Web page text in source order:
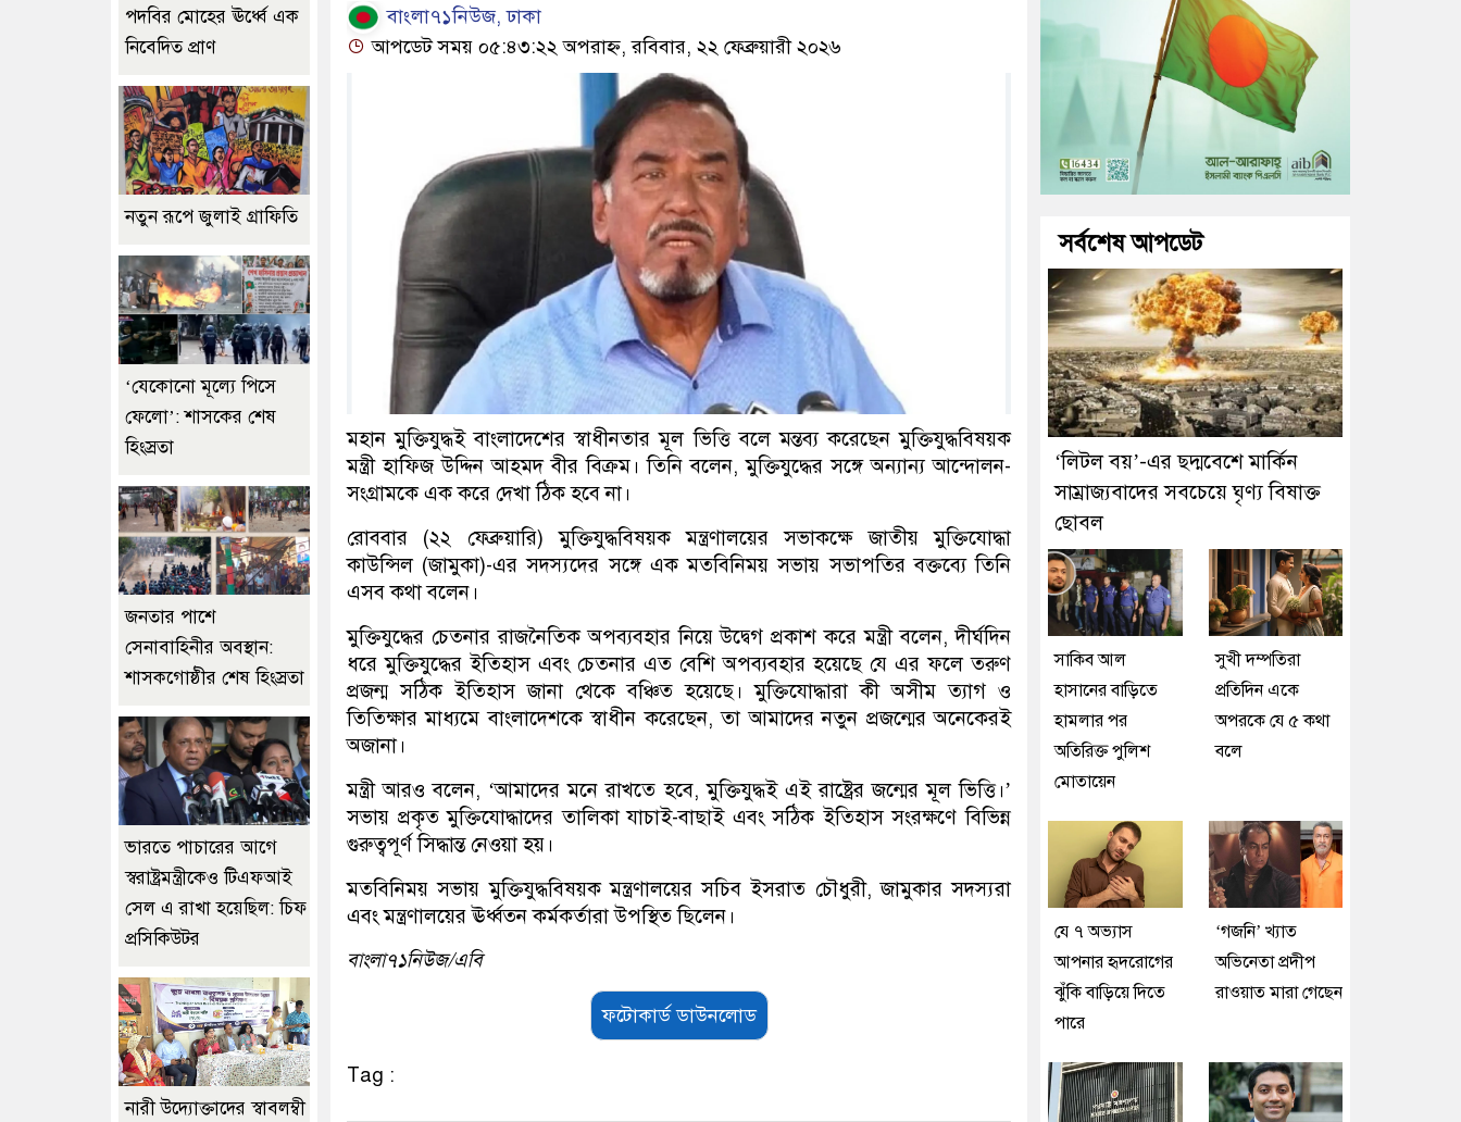
বাংলা৭১নিউজ, ঢাকা
আপডেট সময় ০৫:৪৩:২২ অপরাহ্ন, রবিবার, ২২ ফেব্রুয়ারী ২০২৬
মহান মুক্তিযুদ্ধই বাংলাদেশের স্বাধীনতার মূল ভিত্তি বলে মন্তব্য করেছেন মুক্তিযুদ্ধবিষয়ক
মন্ত্রী হাফিজ উদ্দিন আহমদ বীর বিক্রম। তিনি বলেন, মুক্তিযুদ্ধের সঙ্গে অন্যান্য আন্দোলন-
সংগ্রামকে এক করে দেখা ঠিক হবে না।
রোববার (২২ ফেব্রুয়ারি) মুক্তিযুদ্ধবিষয়ক মন্ত্রণালয়ের সভাকক্ষে জাতীয় মুক্তিযোদ্ধা
কাউন্সিল (জামুকা)-এর সদস্যদের সঙ্গে এক মতবিনিময় সভায় সভাপতির বক্তব্যে তিনি
এসব কথা বলেন।
মুক্তিযুদ্ধের চেতনার রাজনৈতিক অপব্যবহার নিয়ে উদ্বেগ প্রকাশ করে মন্ত্রী বলেন, দীর্ঘদিন
ধরে মুক্তিযুদ্ধের ইতিহাস এবং চেতনার এত বেশি অপব্যবহার হয়েছে যে এর ফলে তরুণ
প্রজন্ম সঠিক ইতিহাস জানা থেকে বঞ্চিত হয়েছে। মুক্তিযোদ্ধারা কী অসীম ত্যাগ ও
তিতিক্ষার মাধ্যমে বাংলাদেশকে স্বাধীন করেছেন, তা আমাদের নতুন প্রজন্মের অনেকেরই
অজানা।
মন্ত্রী আরও বলেন, ‘আমাদের মনে রাখতে হবে, মুক্তিযুদ্ধই এই রাষ্ট্রের জন্মের মূল ভিত্তি।’
সভায় প্রকৃত মুক্তিযোদ্ধাদের তালিকা যাচাই-বাছাই এবং সঠিক ইতিহাস সংরক্ষণে বিভিন্ন
গুরুত্বপূর্ণ সিদ্ধান্ত নেওয়া হয়।
মতবিনিময় সভায় মুক্তিযুদ্ধবিষয়ক মন্ত্রণালয়ের সচিব ইসরাত চৌধুরী, জামুকার সদস্যরা
এবং মন্ত্রণালয়ের ঊর্ধ্বতন কর্মকর্তারা উপস্থিত ছিলেন।
বাংলা৭১নিউজ/এবি
ফটোকার্ড ডাউনলোড
Tag :
পদবির মোহের ঊর্ধ্বে এক
নিবেদিত প্রাণ
নতুন রূপে জুলাই গ্রাফিতি
‘যেকোনো মূল্যে পিসে
ফেলো’: শাসকের শেষ
হিংস্রতা
জনতার পাশে
সেনাবাহিনীর অবস্থান:
শাসকগোষ্ঠীর শেষ হিংস্রতা
ভারতে পাচারের আগে
স্বরাষ্ট্রমন্ত্রীকেও টিএফআই
সেল এ রাখা হয়েছিল: চিফ
প্রসিকিউটর
নারী উদ্যোক্তাদের স্বাবলম্বী
সর্বশেষ আপডেট
‘লিটল বয়’-এর ছদ্মবেশে মার্কিন
সাম্রাজ্যবাদের সবচেয়ে ঘৃণ্য বিষাক্ত
ছোবল
সাকিব আল
হাসানের বাড়িতে
হামলার পর
অতিরিক্ত পুলিশ
মোতায়েন
সুখী দম্পতিরা
প্রতিদিন একে
অপরকে যে ৫ কথা
বলে
যে ৭ অভ্যাস
আপনার হৃদরোগের
ঝুঁকি বাড়িয়ে দিতে
পারে
‘গজনি’ খ্যাত
অভিনেতা প্রদীপ
রাওয়াত মারা গেছেন